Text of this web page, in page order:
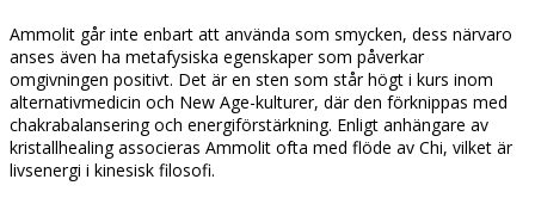
Ammolit går inte enbart att använda som smycken, dess närvaro
anses även ha metafysiska egenskaper som påverkar
omgivningen positivt. Det är en sten som står högt i kurs inom
alternativmedicin och New Age-kulturer, där den förknippas med
chakrabalansering och energiförstärkning. Enligt anhängare av
kristallhealing associeras Ammolit ofta med flöde av Chi, vilket är
livsenergi i kinesisk filosofi.